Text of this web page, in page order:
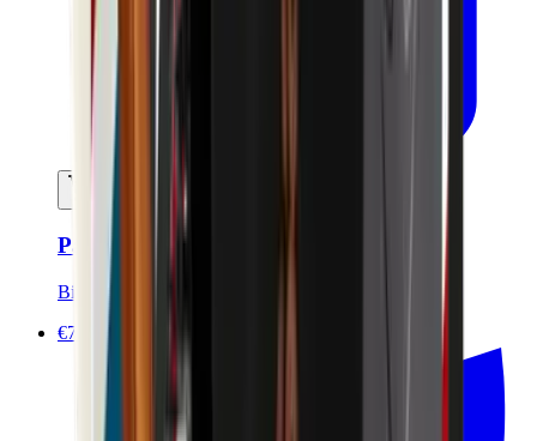
Ajouter au panier
Pain de rasage solide - 90g
Bivouak
€7.00